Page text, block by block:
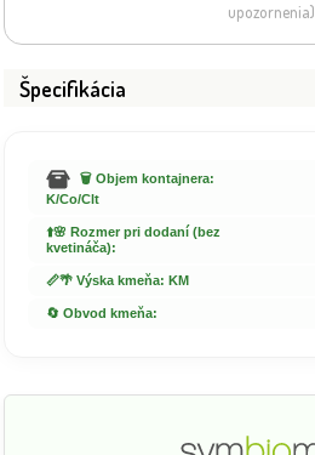
upozornenia)
Špecifikácia
🗑️ Objem kontajnera:
K/Co/Clt
⬆️🌸 Rozmer pri dodaní (bez
kvetináča):
📏🌴 Výska kmeňa: KM
🔄 Obvod kmeňa: